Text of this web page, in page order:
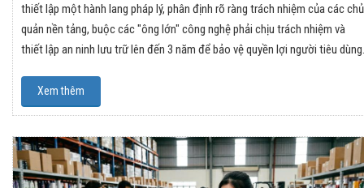
thiết lập một hành lang pháp lý, phân định rõ ràng trách nhiệm của các chủ
quản nền tảng, buộc các "ông lớn" công nghệ phải chịu trách nhiệm và
thiết lập an ninh lưu trữ lên đến 3 năm để bảo vệ quyền lợi người tiêu dùng.
Xem thêm